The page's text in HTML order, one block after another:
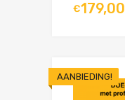
€179,00
AANBIEDING!